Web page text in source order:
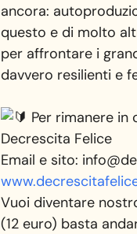
ancora:
questo e di molto
per affrontare i
davvero resilienti e
Per rimanere
Decrescita Felice
Email e sito:
Vuoi diventare
(12 euro) basta